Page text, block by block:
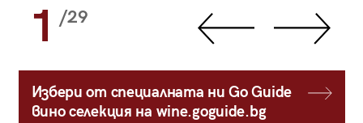
1 /29
Избери от специалната ни Go Guide
вино селекция на wine.goguide.bg